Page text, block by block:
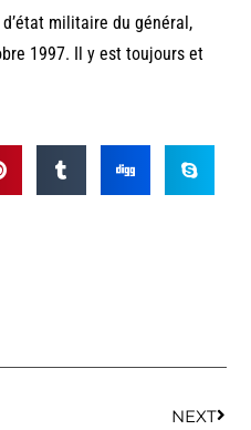
militaire du général,
1997. Il y est toujours et
NEXT